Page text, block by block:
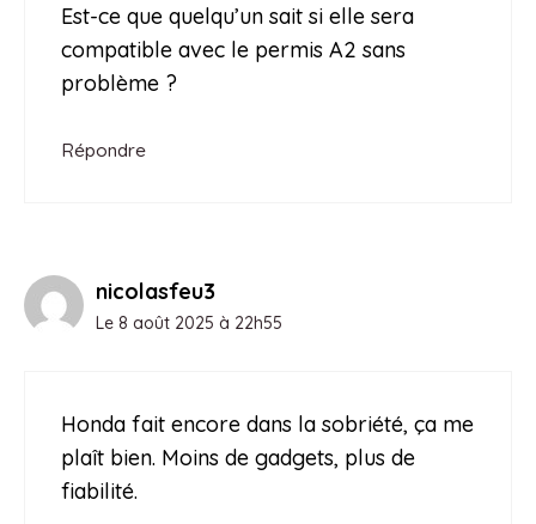
Est-ce que quelqu’un sait si elle sera
compatible avec le permis A2 sans
problème ?
Répondre
nicolasfeu3
Le 8 août 2025 à 22h55
Honda fait encore dans la sobriété, ça me
plaît bien. Moins de gadgets, plus de
fiabilité.